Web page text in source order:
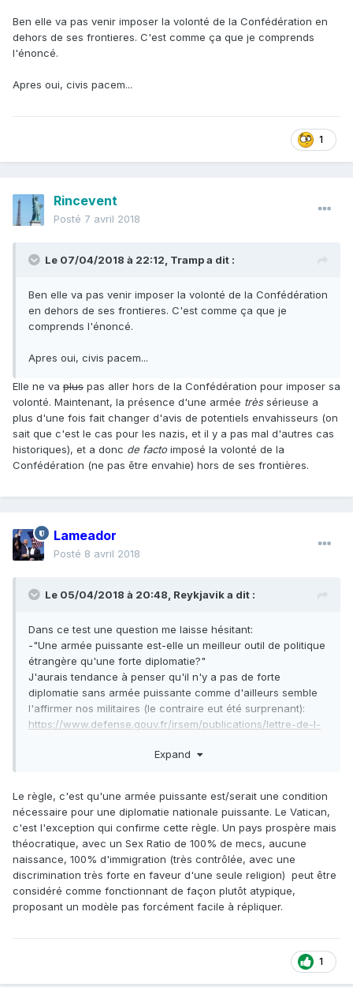
Ben elle va pas venir imposer la volonté de la Confédération en
dehors de ses frontieres. C'est comme ça que je comprends
l'énoncé.
Apres oui, civis pacem...
1
Rincevent
Posté 7 avril 2018
Le 07/04/2018 à 22:12, Trampa dit :
Ben elle va pas venir imposer la volonté de la Confédération
en dehors de ses frontieres. C'est comme ça que je
comprends l'énoncé.
Apres oui, civis pacem...
Elle ne va plus pas aller hors de la Confédération pour imposer sa
volonté. Maintenant, la présence d'une armée trèssérieuse a
plus d'une fois fait changer d'avis de potentiels envahisseurs (on
sait que c'est le cas pour les nazis, et il y a pas mal d'autres cas
historiques), et a donc de factoimposé la volonté de la
Confédération (ne pas être envahie) hors de ses frontières.
Lameador
Posté 8 avril 2018
Le 05/04/2018 à 20:48, Reykjavika dit :
Dans ce test une question me laisse hésitant:
-"Une armée puissante est-elle un meilleur outil de politique
étrangère qu'une forte diplomatie?"
J'aurais tendance à penser qu'il n'y a pas de forte
diplomatie sans armée puissante comme d'ailleurs semble
l'affirmer nos militaires (le contraire eut été surprenant):
https://www.defense.gouv.fr/irsem/publications/lettre-de-l-
irsem/lettre-de-l-irsem-n-4-2013/releve-strategique/la-
très influente et armée de carnaval...quoique l'armée
italienne doit suppléer si besoin à la défense des états
pontificaux.
Expand
Le règle, c'est qu'une armée puissante est/serait une condition
nécessaire pour une diplomatie nationale puissante. Le Vatican,
c'est l'exception qui confirme cette règle. Un pays prospère mais
théocratique, avec un Sex Ratio de 100% de mecs, aucune
naissance, 100% d'immigration (très contrôlée, avec une
discrimination très forte en faveur d'une seule religion) peut être
considéré comme fonctionnant de façon plutôt atypique,
proposant un modèle pas forcément facile à répliquer.
1